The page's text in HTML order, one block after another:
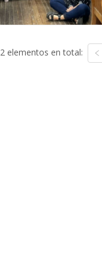
2 elementos en total: